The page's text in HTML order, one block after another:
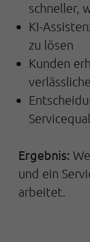
schneller,
KI-
zu lösen
Kunden
Ergebnis:
und ein
arbeitet.